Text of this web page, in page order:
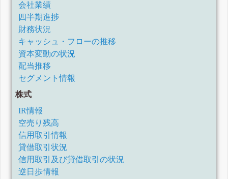
会社業績
四半期進捗
財務状況
キャッシュ・フローの推移
資本変動の状況
配当推移
セグメント情報
株式
IR情報
空売り残高
信用取引情報
貸借取引状況
信用取引及び貸借取引の状況
逆日歩情報